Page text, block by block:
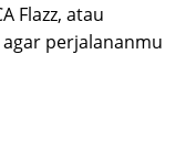
Flazz, atau
agar perjalananmu